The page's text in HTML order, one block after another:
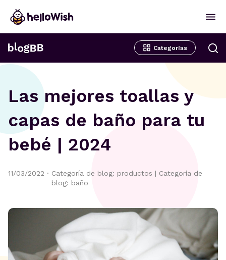
Categorías
Las mejores toallas y
capas de baño para tu
bebé | 2024
11/03/2022 · Categoría de blog: productos | Categoría de
blog: baño